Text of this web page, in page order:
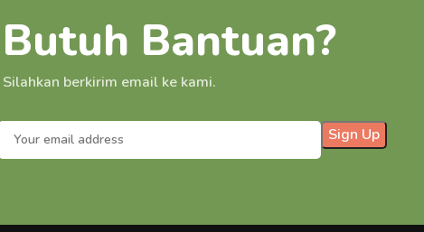
Butuh Bantuan?
Silahkan berkirim email ke kami.